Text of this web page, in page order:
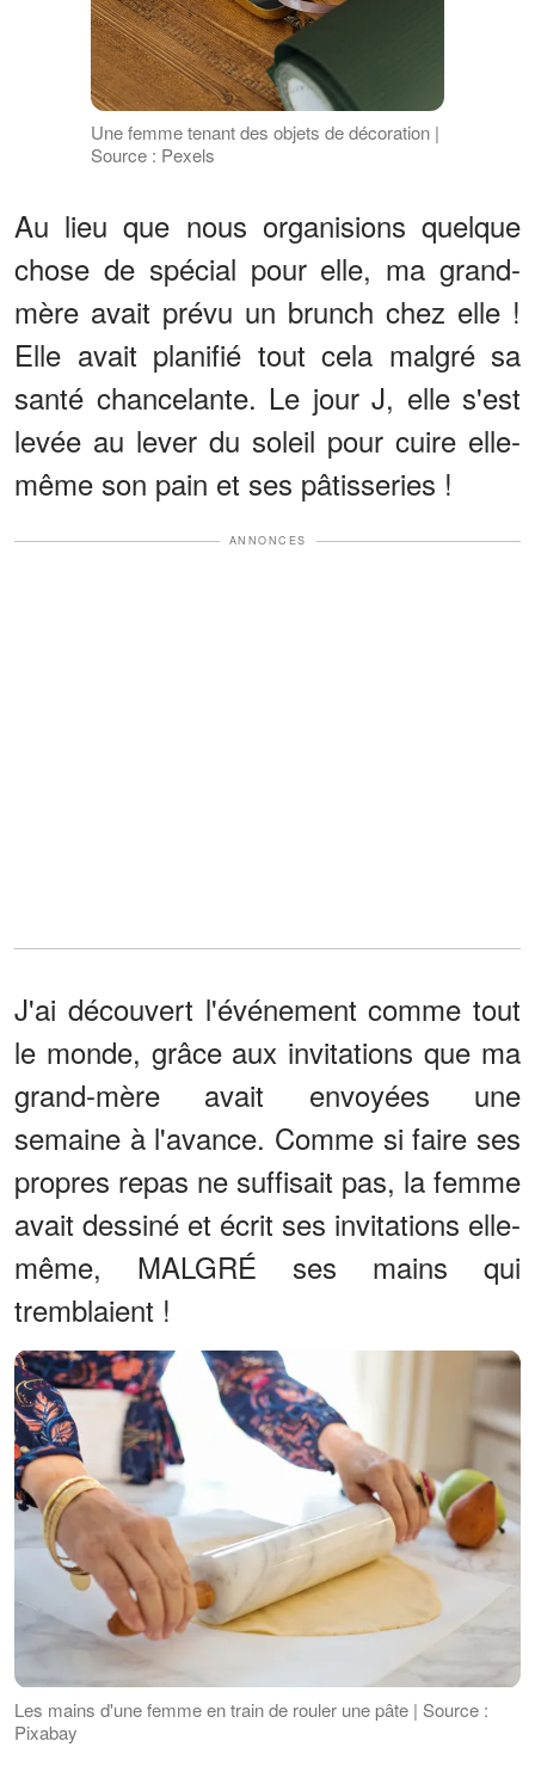
Une femme tenant des objets de décoration |
Source : Pexels
Au lieu que nous organisions quelque
chose de spécial pour elle, ma grand-
mère avait prévu un brunch chez elle !
Elle avait planifié tout cela malgré sa
santé chancelante. Le jour J, elle s'est
levée au lever du soleil pour cuire elle-
même son pain et ses pâtisseries !
ANNONCES
J'ai découvert l'événement comme tout
le monde, grâce aux invitations que ma
grand-mère avait envoyées une
semaine à l'avance. Comme si faire ses
propres repas ne suffisait pas, la femme
avait dessiné et écrit ses invitations elle-
même, MALGRÉ ses mains qui
tremblaient !
Les mains d'une femme en train de rouler une pâte | Source :
Pixabay